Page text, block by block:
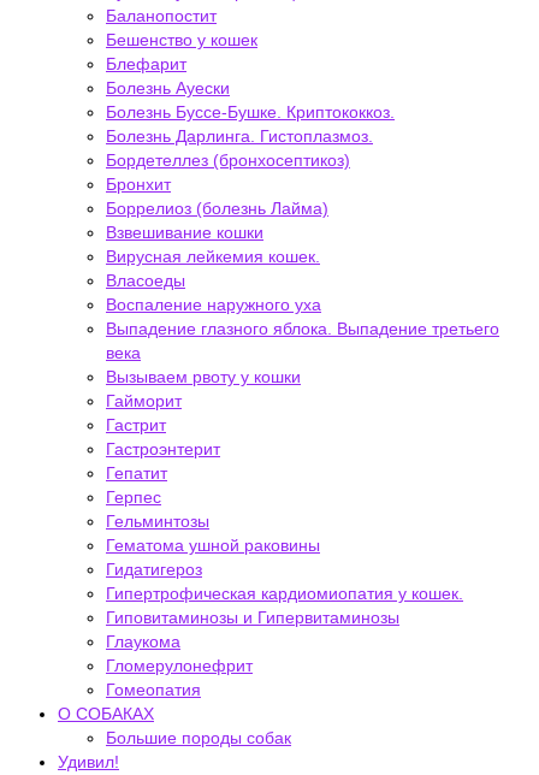
Баланопостит
Бешенство у кошек
Блефарит
Болезнь Ауески
Болезнь Буссе-Бушке. Криптококкоз.
Болезнь Дарлинга. Гистоплазмоз.
Бордетеллез (бронхосептикоз)
Бронхит
Боррелиоз (болезнь Лайма)
Взвешивание кошки
Вирусная лейкемия кошек.
Власоеды
Воспаление наружного уха
Выпадение глазного яблока. Выпадение третьего
века
Вызываем рвоту у кошки
Гайморит
Гастрит
Гастроэнтерит
Гепатит
Герпес
Гельминтозы
Гематома ушной раковины
Гидатигероз
Гипертрофическая кардиомиопатия у кошек.
Гиповитаминозы и Гипервитаминозы
Глаукома
Гломерулонефрит
Гомеопатия
О СОБАКАХ
Большие породы собак
Удивил!